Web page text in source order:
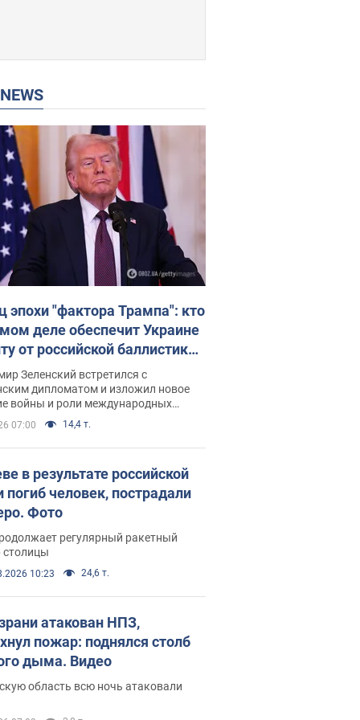
NEWS
эпохи "фактора Трампа": кто
деле обеспечит Украине
от российской баллистики.
с Безсмертным
Зеленский встретился с
дипломатом и изложил новое
войны и роли международных
в борьбе с Россией
07:00 14,4 т.
в результате российской
погиб человек, пострадали
Фото
регулярный ракетный
столицы
10:23 24,6 т.
атакован НПЗ,
пожар: поднялся столб
дыма. Видео
область всю ночь атаковали